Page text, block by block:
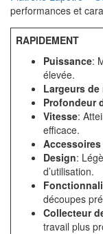
performances et
RAPIDEMENT
Puissance:
élevée.
Largeurs
Profondeur
Vitesse:
efficace.
Design:
d’utilisation.
découpes
Collecteur
travail plus